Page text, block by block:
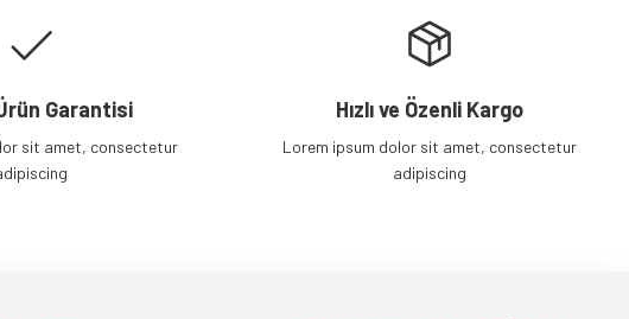
Garantisi
sit amet, consectetur
Hızlı ve Özenli Kargo
Lorem ipsum dolor sit amet, consectetur
adipiscing